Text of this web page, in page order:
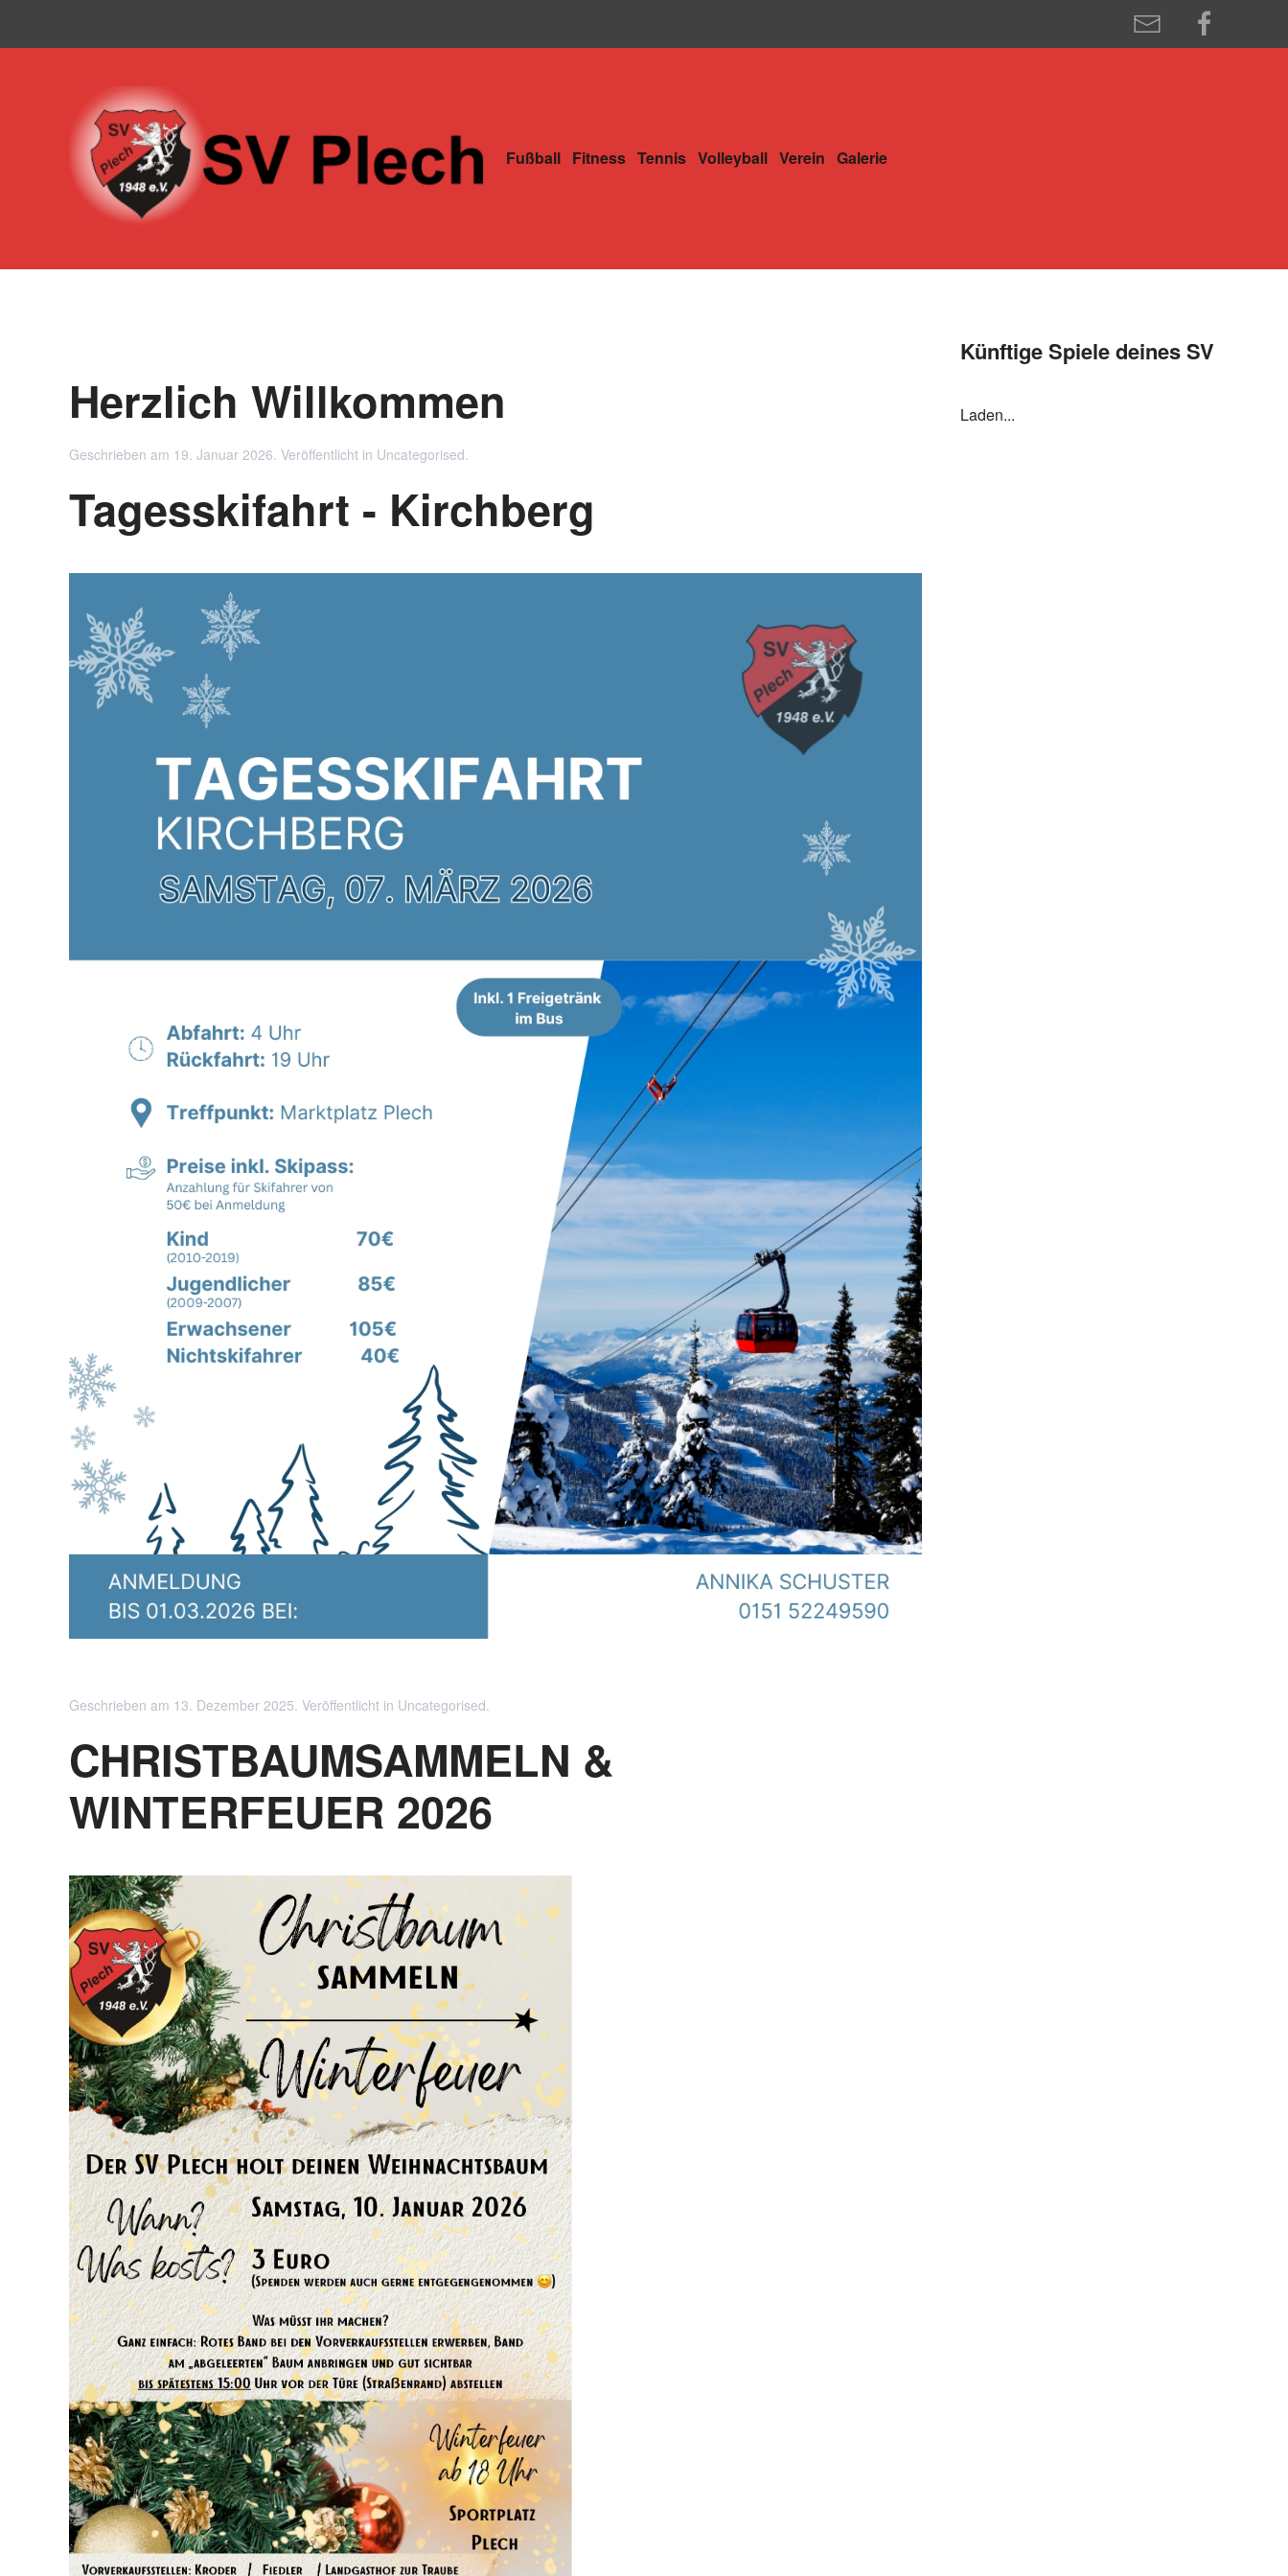
Skip to main content
Fußball Fitness Tennis Volleyball Verein Galerie
Herzlich Willkommen
Geschrieben am 19. Januar 2026. Veröffentlicht in Uncategorised.
Tagesskifahrt - Kirchberg
Geschrieben am 13. Dezember 2025. Veröffentlicht in Uncategorised.
CHRISTBAUMSAMMELN &
WINTERFEUER 2026
Künftige Spiele deines SV
Laden...